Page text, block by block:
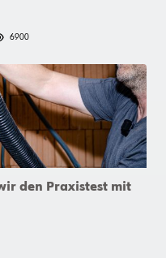
6900
den Praxistest mit